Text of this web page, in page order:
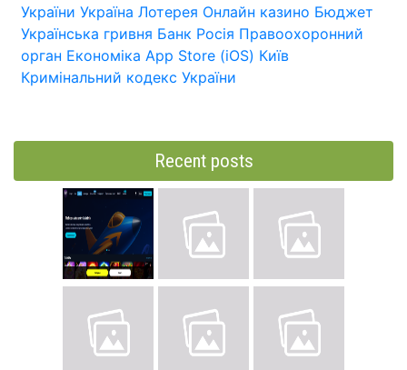
України Україна Лотерея Онлайн казино Бюджет
Українська гривня Банк Росія Правоохоронний
орган Економіка App Store (iOS) Київ
Кримінальний кодекс України
Recent posts